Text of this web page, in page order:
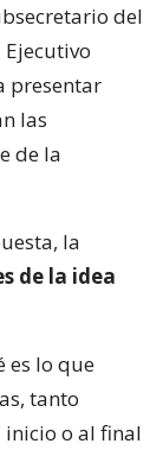
del
presentar
las
de la
la
de la idea
es lo que
tanto
o al final